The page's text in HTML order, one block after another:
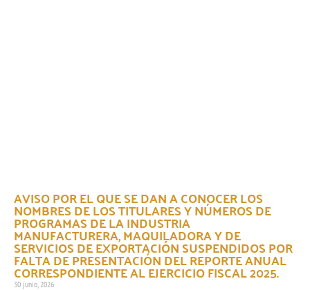
AVISO POR EL QUE SE DAN A CONOCER LOS
NOMBRES DE LOS TITULARES Y NÚMEROS DE
PROGRAMAS DE LA INDUSTRIA
MANUFACTURERA, MAQUILADORA Y DE
SERVICIOS DE EXPORTACIÓN SUSPENDIDOS POR
FALTA DE PRESENTACIÓN DEL REPORTE ANUAL
CORRESPONDIENTE AL EJERCICIO FISCAL 2025.
30 junio, 2026